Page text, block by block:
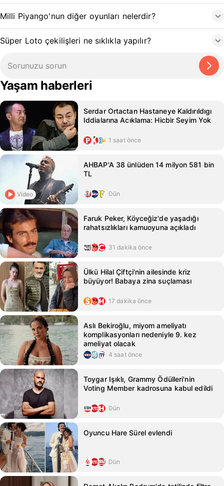
Milli Piyango'nun diğer oyunları nelerdir?
Süper Loto çekilişleri ne sıklıkla yapılır?
Yaşam haberleri
Serdar Ortactan Hastaneye Kaldırıldıgı
Iddialarına Acıklama: Hicbir Seyim Yok
1 saat önce
Video
AHBAP'A 38 ünlüden 14 milyon 581 bin
TL
Dün
Faruk Peker, Köyceğiz'de yaşadığı
rahatsızlıkları kamuoyuna açıkladı
31 dakika önce
Ülkü Hilal Çiftçi'nin ailesinde kriz
büyüyor! Babaya zina suçlaması
17 dakika önce
Aslı Bekiroğlu, miyom ameliyatı
komplikasyonları nedeniyle 9. kez
ameliyat olacak
4 saat önce
Toygar Işıklı, Grammy Ödülleri'nin
Voting Member kadrosuna kabul edildi
Dün
Oyuncu Hare Sürel evlendi
Dün